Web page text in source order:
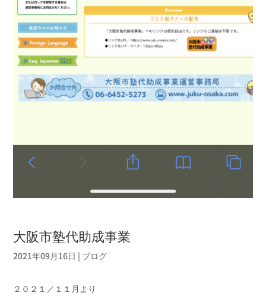
大阪市塾代助成事業
2021年09月16日 | ブログ
２０２１／１１月より